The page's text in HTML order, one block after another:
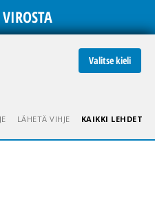
Valitse kieli
LÄHETÄ VIHJE KAIKKI LEHDET